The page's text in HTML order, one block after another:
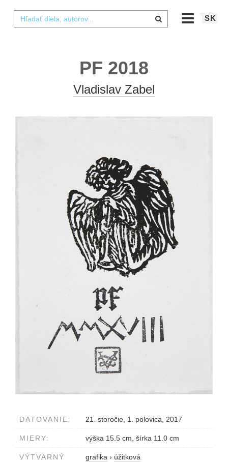
SK
PF 2018
Vladislav Zabel
DATOVANIE: 21. storočie, 1. polovica, 2017
MIERY: výška 15.5 cm, šírka 11.0 cm
VÝTVARNÝ
grafika › úžitková